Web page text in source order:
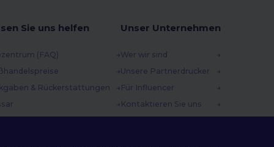
Sie uns helfen
(FAQ)
& Rückerstattungen
Unser Unternehmen
Wer wir sind
Unsere Partnerdrucker
Für Influencer
Kontaktieren Sie uns